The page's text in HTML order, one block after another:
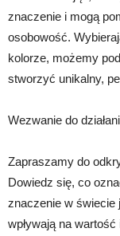
znaczenie i mogą
osobowość.
kolorze, możemy
stworzyć unikalny,
Wezwanie do
Zapraszamy do
Dowiedz się, co
znaczenie w świecie
wpływają na